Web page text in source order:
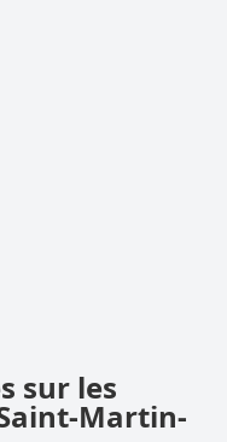
sur les
Martin-